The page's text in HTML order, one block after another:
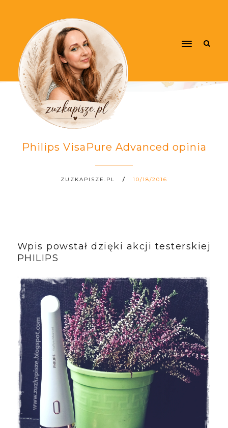
Philips VisaPure Advanced opinia
ZUZKAPISZE.PL 10/18/2016
Wpis powstał dzięki akcji testerskiej
PHILIPS